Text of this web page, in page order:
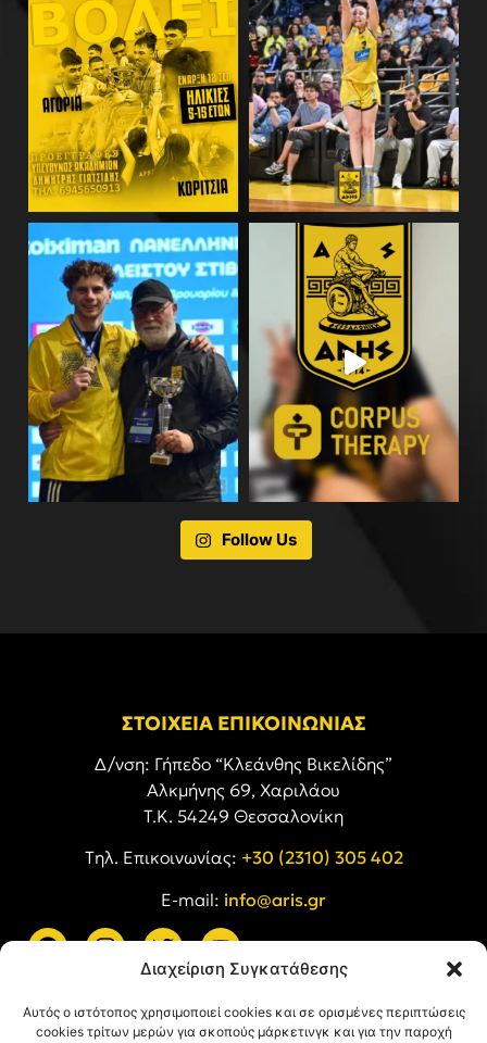
Διαχείριση Συγκατάθεσης
Αυτός ο ιστότοπος χρησιμοποιεί cookies και σε ορισμένες περιπτώσεις
cookies τρίτων μερών για σκοπούς μάρκετινγκ και για την παροχή
Follow Us
ΣΤΟΙΧΕΙΑ ΕΠΙΚΟΙΝΩΝΙΑΣ
Δ/νση: Γήπεδο “Κλεάνθης Βικελίδης”
Αλκμήνης 69, Χαριλάου
Τ.Κ. 54249 Θεσσαλονίκη
Tηλ. Επικοινωνίας: +30 (2310) 305 402
E-mail: info@aris.gr